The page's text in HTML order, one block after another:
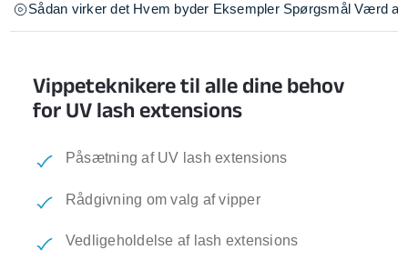
Sådan virker det Hvem byder Eksempler Spørgsmål Værd at
Vippeteknikere til alle dine behov
for UV lash extensions
Påsætning af UV lash extensions
Rådgivning om valg af vipper
Vedligeholdelse af lash extensions